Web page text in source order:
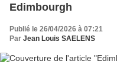
Edimbourgh
Publié le 26/04/2026 à 07:21
Par Jean Louis SAELENS